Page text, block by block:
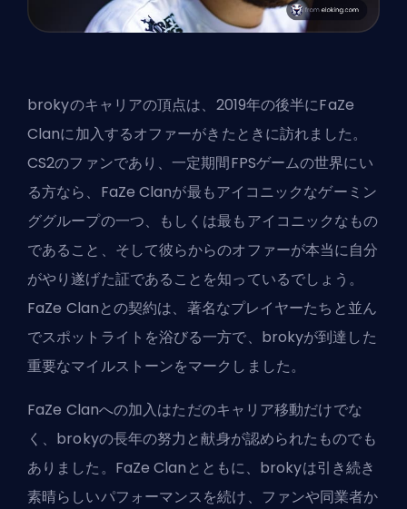
brokyのキャリアの頂点は、2019年の後半にFaZe
Clanに加入するオファーがきたときに訪れました。
CS2のファンであり、一定期間FPSゲームの世界にい
る方なら、FaZe Clanが最もアイコニックなゲーミン
ググループの一つ、もしくは最もアイコニックなもの
であること、そして彼らからのオファーが本当に自分
がやり遂げた証であることを知っているでしょう。
FaZe Clanとの契約は、著名なプレイヤーたちと並ん
でスポットライトを浴びる一方で、brokyが到達した
重要なマイルストーンをマークしました。
FaZe Clanへの加入はただのキャリア移動だけでな
く、brokyの長年の努力と献身が認められたものでも
ありました。FaZe Clanとともに、brokyは引き続き
素晴らしいパフォーマンスを続け、ファンや同業者か